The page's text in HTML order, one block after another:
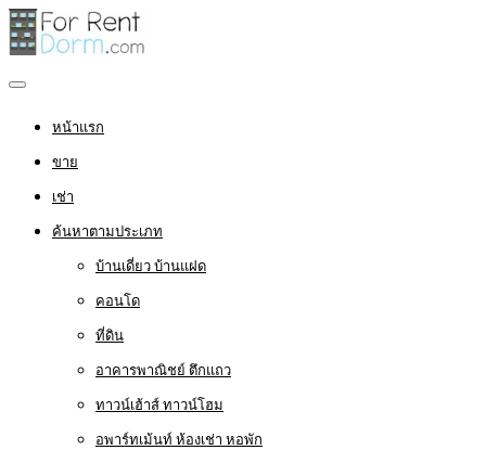
หน้าแรก
ขาย
เช่า
ค้นหาตามประเภท
บ้านเดี่ยว บ้านแฝด
คอนโด
ที่ดิน
อาคารพาณิชย์ ตึกแถว
ทาวน์เฮ้าส์ ทาวน์โฮม
อพาร์ทเม้นท์ ห้องเช่า หอพัก